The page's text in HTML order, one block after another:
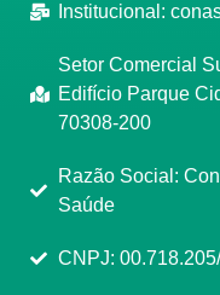
Institucional:
Setor Comercial
Edifício Parque
70308-200
Razão Social:
Saúde
CNPJ: